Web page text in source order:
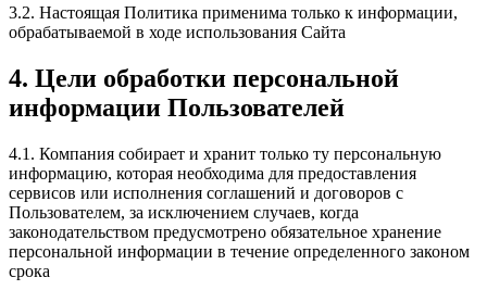
3.2. Настоящая Политика применима только к информации,
обрабатываемой в ходе использования Сайта
4. Цели обработки персональной
информации Пользователей
4.1. Компания собирает и хранит только ту персональную
информацию, которая необходима для предоставления
сервисов или исполнения соглашений и договоров с
Пользователем, за исключением случаев, когда
законодательством предусмотрено обязательное хранение
персональной информации в течение определенного законом
срока